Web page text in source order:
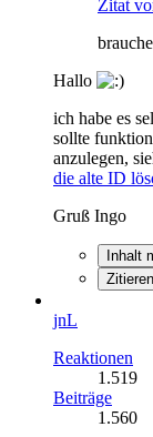
Zitat
Hallo
ich habe es
sollte
anzulegen,
die alte ID
Gruß Ingo
Inhalt
Zitieren
jnL
Reaktionen
1.519
Beiträge
1.560